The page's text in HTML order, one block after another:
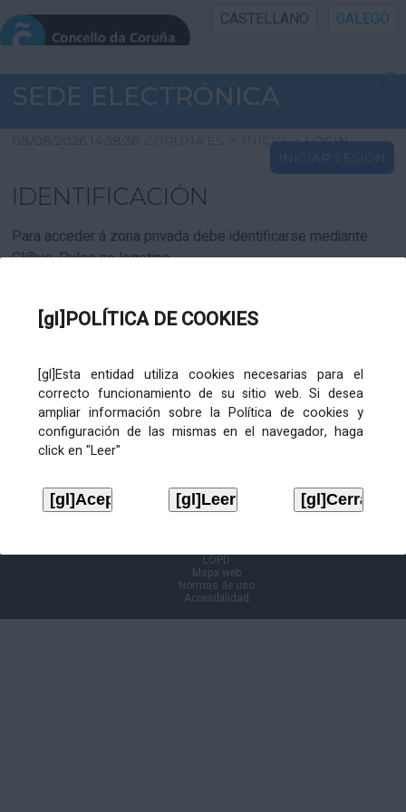
[gl]POLÍTICA DE COOKIES
[gl]Esta entidad utiliza cookies necesarias para el
correcto funcionamiento de su sitio web. Si desea
ampliar información sobre la Política de cookies y
configuración de las mismas en el navegador, haga
click en "Leer"
CASTELLANO GALEGO
INICIO SEDE
INICIO
INFORMACIÓN PÚBLICA
CARTAFOL CIDADÁN
SEDE ELECTRÓNICA
08/08/2026 14:38:36 CORUNA.ES > INICIO > LOGIN
INICIAR SESIÓN
IDENTIFICACIÓN
Para acceder á zona privada debe identificarse mediante
Cl@ve. Pulse no logotipo
LOPD
Mapa web
Normas de uso
Accesibilidad